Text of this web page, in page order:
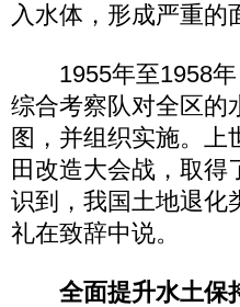
入水体，形成严重的
1955年至1958年
综合考察队对全区的
图，并组织实施。上
田改造大会战，取得
识到，我国土地退化
礼在致辞中说。
全面提升水土保